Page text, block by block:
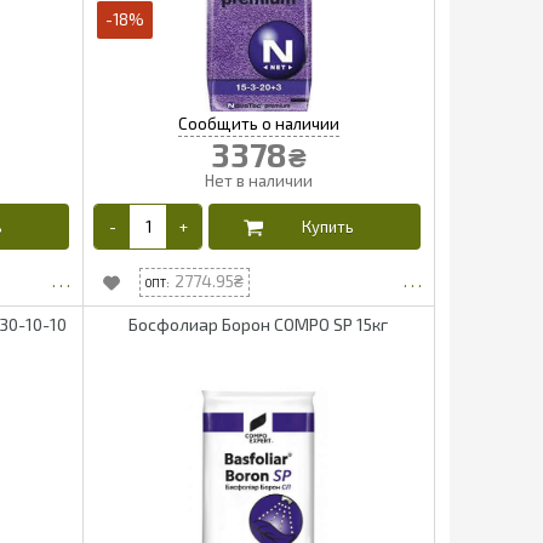
-18%
3378₴
2774.95
10-10 Босфолиар Борон COMPO SP 15кг